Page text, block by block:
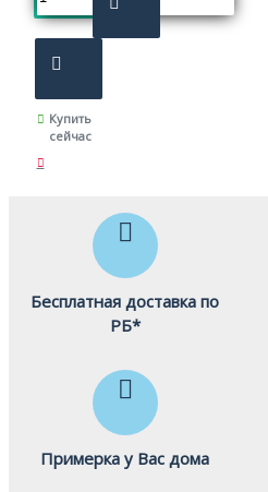
Купить
сейчас
Бесплатная доставка по
РБ*
Примерка у Вас дома